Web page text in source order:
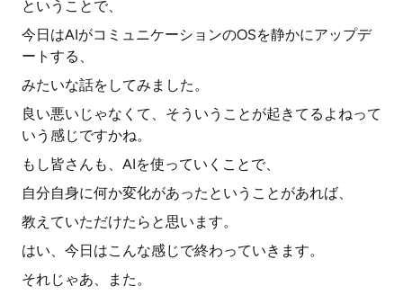
ということで、
今日はAIがコミュニケーションのOSを静かにアップデ
ートする、
みたいな話をしてみました。
良い悪いじゃなくて、そういうことが起きてるよねって
いう感じですかね。
もし皆さんも、AIを使っていくことで、
自分自身に何か変化があったということがあれば、
教えていただけたらと思います。
はい、今日はこんな感じで終わっていきます。
それじゃあ、また。